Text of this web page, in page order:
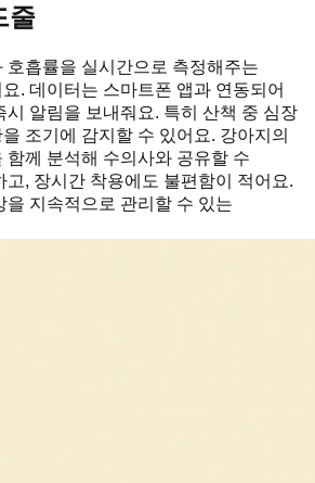
줄
호흡률을 실시간으로 측정해주는
. 데이터는 스마트폰 앱과 연동되어
시 알림을 보내줘요. 특히 산책 중 심장
조기에 감지할 수 있어요. 강아지의
함께 분석해 수의사와 공유할 수
고, 장시간 착용에도 불편함이 적어요.
을 지속적으로 관리할 수 있는